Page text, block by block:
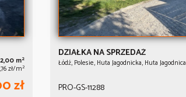
m2
zł/m2
zł
DZIAŁKA NA SPRZEDAŻ
Łódź, Polesie, Huta Jagodnicka, Huta Jagodnica
PRO-GS-11288